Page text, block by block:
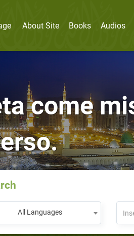
About Site Books Audios
come
All Languages